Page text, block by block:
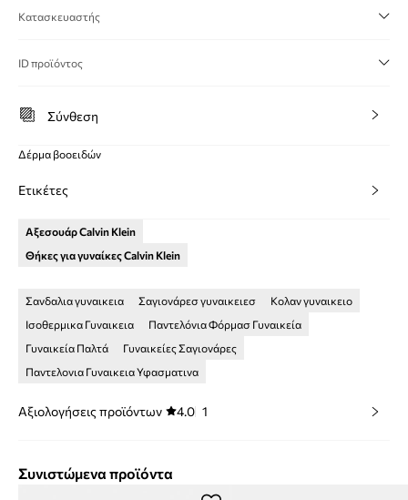
Κατασκευαστής
ID προϊόντος
Σύνθεση
Δέρμα βοοειδών
Ετικέτες
Αξεσουάρ Calvin Klein
Θήκες για γυναίκες Calvin Klein
Σανδαλια γυναικεια Σαγιονάρεσ γυναικειεσ
Κολαν γυναικειο
Ισοθερμικα Γυναικεια
Παντελόνια Φόρμασ Γυναικεία
Γυναικεία Παλτά
Γυναικείες Σαγιονάρες
Παντελονια Γυναικεια Υφασματινα
Αξιολογήσεις προϊόντων 4.0 1
Συνιστώμενα προϊόντα